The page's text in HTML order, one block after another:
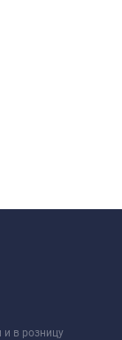
и в розницу